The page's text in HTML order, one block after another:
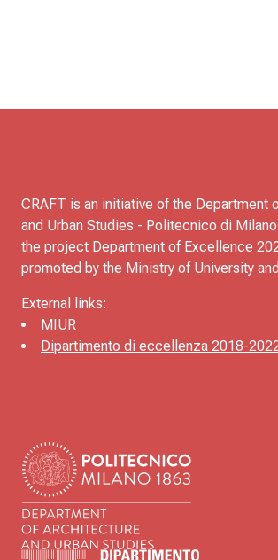
CRAFT is an initiative of the Department
and Urban Studies - Politecnico di
the project Department of Excellence
promoted by the Ministry of University
External links:
MIUR
Dipartimento di eccellenza 2018-